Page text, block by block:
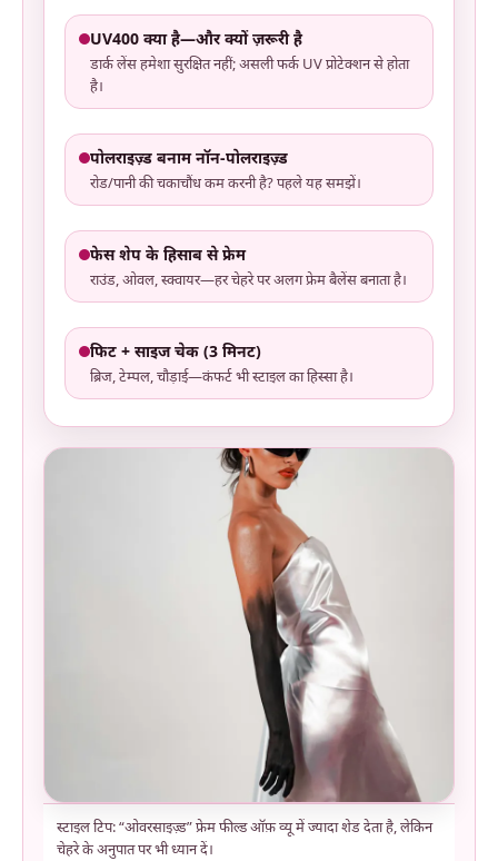
UV400 क्या है—और क्यों ज़रूरी है
डार्क लेंस हमेशा सुरक्षित नहीं; असली फर्क UV प्रोटेक्शन से होता
है।
पोलराइज़्ड बनाम नॉन-पोलराइज़्ड
रोड/पानी की चकाचौंध कम करनी है? पहले यह समझें।
फेस शेप के हिसाब से फ्रेम
राउंड, ओवल, स्क्वायर—हर चेहरे पर अलग फ्रेम बैलेंस बनाता है।
फिट + साइज चेक (3 मिनट)
ब्रिज, टेम्पल, चौड़ाई—कंफर्ट भी स्टाइल का हिस्सा है।
स्टाइल टिप: “ओवरसाइज़्ड” फ्रेम फील्ड ऑफ़ व्यू में ज्यादा शेड देता है, लेकिन
चेहरे के अनुपात पर भी ध्यान दें।